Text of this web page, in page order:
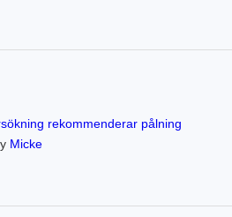
rekommenderar pålning
Micke